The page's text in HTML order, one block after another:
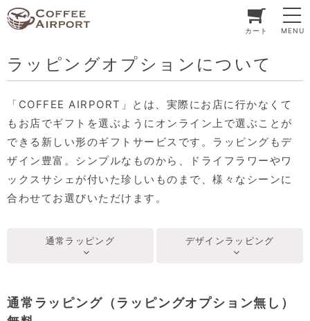
カート MENU
ラッピングオプションについて
「COFFEE AIRPORT」とは、実際にお店に行かなくて
もお店でギフトを選ぶようにオンライン上で選ぶことが
できる新しい形のギフトサービスです。ラッピングもデ
ザイン豊富。シンプルなものから、ドライフラワーやワ
ックスサシェが付いた珍しいものまで、様々なシーンに
合わせてお選びいただけます。
通常ラッピング デザインラッピング
通常ラッピング（ラッピングオプション無し）